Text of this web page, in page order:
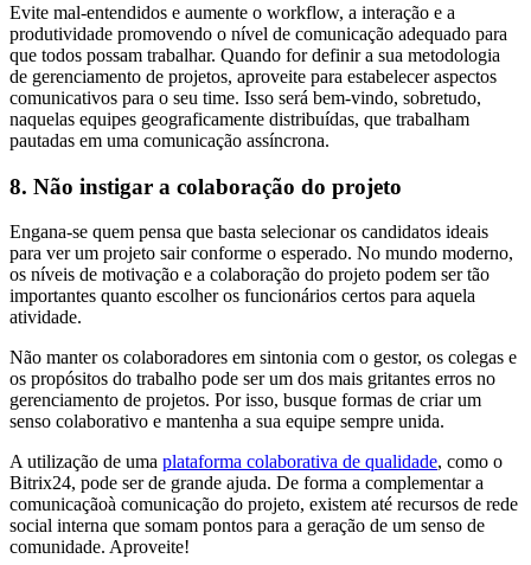
Evite mal-entendidos e aumente o workflow, a interação e a
produtividade promovendo o nível de comunicação adequado para
que todos possam trabalhar. Quando for definir a sua metodologia
de gerenciamento de projetos, aproveite para estabelecer aspectos
comunicativos para o seu time. Isso será bem-vindo, sobretudo,
naquelas equipes geograficamente distribuídas, que trabalham
pautadas em uma comunicação assíncrona.
8. Não instigar a colaboração do projeto
Engana-se quem pensa que basta selecionar os candidatos ideais
para ver um projeto sair conforme o esperado. No mundo moderno,
os níveis de motivação e a colaboração do projeto podem ser tão
importantes quanto escolher os funcionários certos para aquela
atividade.
Não manter os colaboradores em sintonia com o gestor, os colegas e
os propósitos do trabalho pode ser um dos mais gritantes erros no
gerenciamento de projetos. Por isso, busque formas de criar um
senso colaborativo e mantenha a sua equipe sempre unida.
A utilização de uma plataforma colaborativa de qualidade, como o
Bitrix24, pode ser de grande ajuda. De forma a complementar a
comunicaçãoà comunicação do projeto, existem até recursos de rede
social interna que somam pontos para a geração de um senso de
comunidade. Aproveite!